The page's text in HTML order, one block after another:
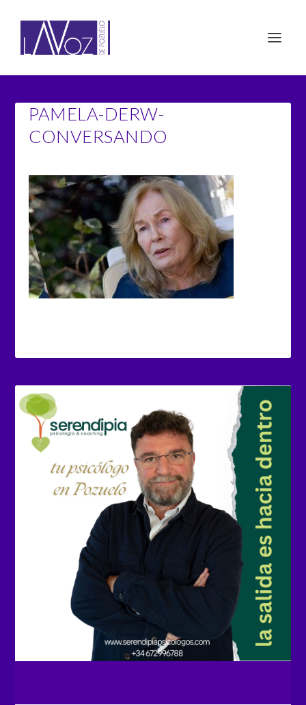
PAMELA-DERW-
CONVERSANDO